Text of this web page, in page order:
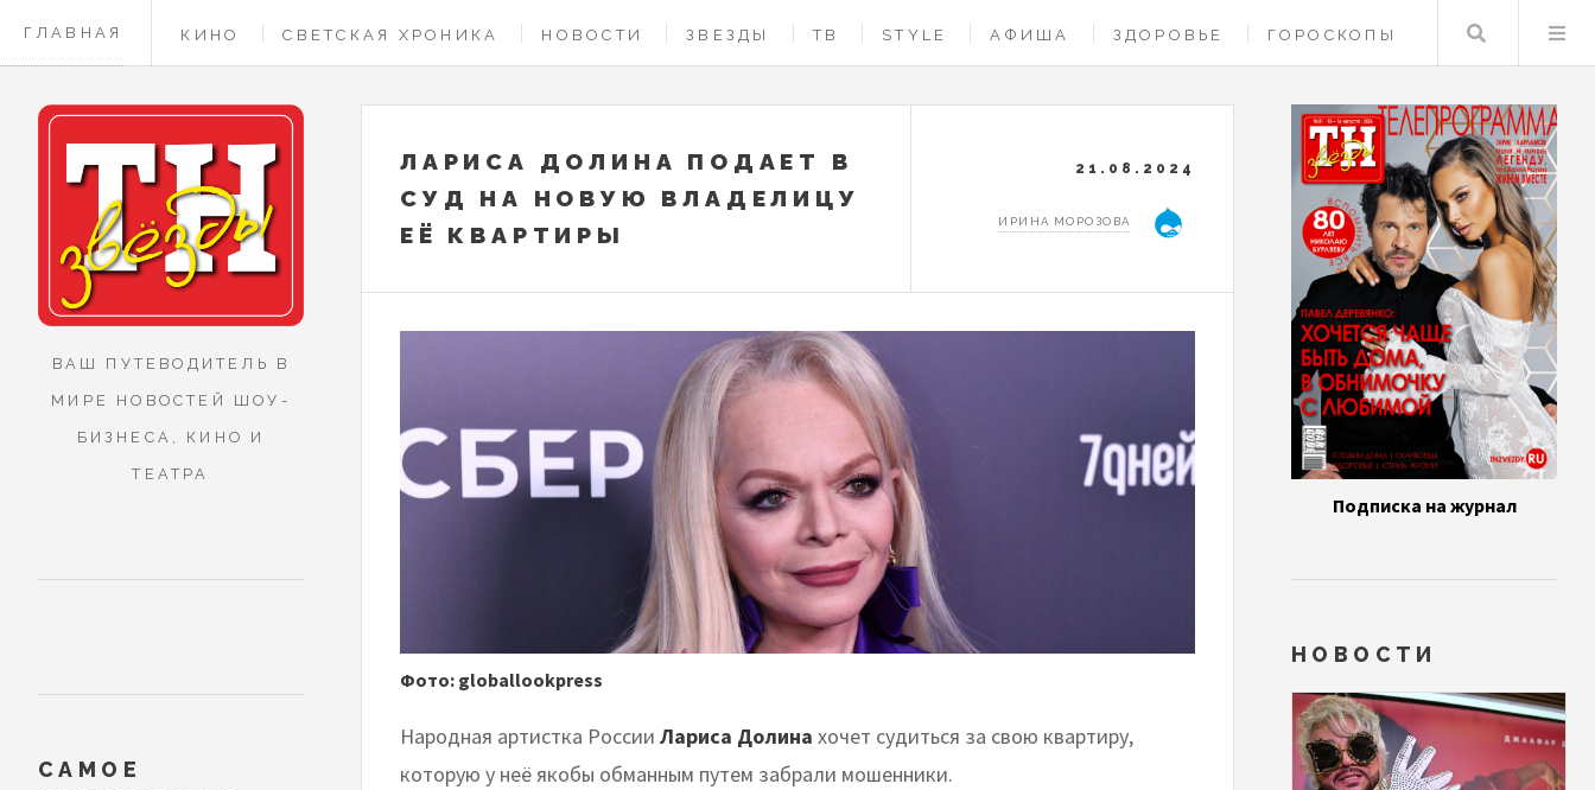
ГЛАВНАЯ КИНО СВЕТСКАЯ ХРОНИКА НОВОСТИ ЗВЕЗДЫ ТВ STYLE АФИША ЗДОРОВЬЕ ГОРОСКОПЫ
КОНТАКТЫ
Поиск
ЛАРИСА ДОЛИНА ПОДАЕТ В
СУД НА НОВУЮ ВЛАДЕЛИЦУ
ЕЁ КВАРТИРЫ
21.08.2024
ИРИНА МОРОЗОВА
Фото: globallookpress
Народная артистка России Лариса Долина хочет судиться за свою квартиру,
которую у неё якобы обманным путем забрали мошенники.
ВАШ ПУТЕВОДИТЕЛЬ В
МИРЕ НОВОСТЕЙ ШОУ-
БИЗНЕСА, КИНО И
ТЕАТРА
САМОЕ
Подписка на журнал
НОВОСТИ